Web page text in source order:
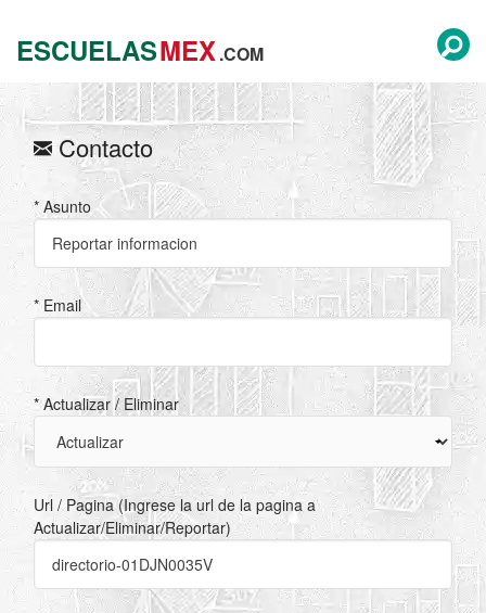
ESCUELASMEX.COM
Contacto
* Asunto
* Email
* Actualizar / Eliminar
Url / Pagina (Ingrese la url de la pagina a
Actualizar/Eliminar/Reportar)